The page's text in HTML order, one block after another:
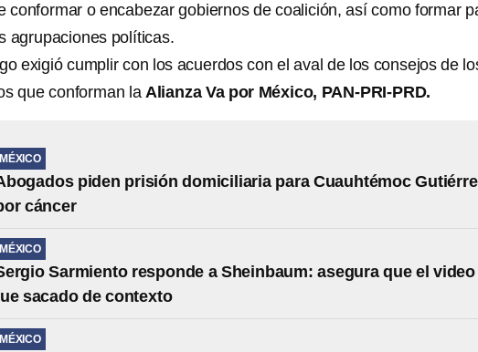
conformar o encabezar gobiernos de coalición, así como formar
agrupaciones políticas.
exigió cumplir con los acuerdos con el aval de los consejos de
que conforman laAlianza Va por México, PAN-PRI-PRD.
MÉXICO
piden prisión domiciliaria para Cuauhtémoc
cáncer
MÉXICO
Sarmiento responde a Sheinbaum: asegura que el video
sacado de contexto
MÉXICO